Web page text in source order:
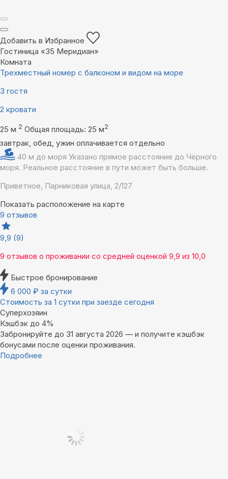
Добавить в Избранное
Гостиница «35 Меридиан»
Комната
Трехместный номер с балконом и видом на море
3 гостя
2 кровати
25 м 2 Общая площадь: 25 м2
завтрак, обед, ужин оплачивается отдельно
40 м до моря Указано прямое расстояние до Чёрного
моря. Реальное расстояние в пути может быть больше.
Приветное, Парниковая улица, 2/127
Показать расположение на карте
9 отзывов
9,9 (9)
9 отзывов о проживании со средней оценкой 9,9 из 10,0
Быстрое бронирование
6 000 ₽ за сутки
Стоимость за 1 сутки при заезде сегодня
Суперхозяин
Кэшбэк до 4%
Забронируйте до 31 августа 2026 — и получите кэшбэк
бонусами после оценки проживания.
Подробнее